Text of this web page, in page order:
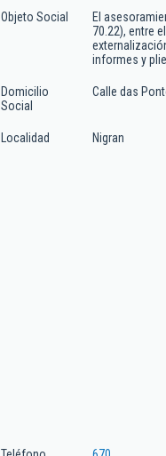
Objeto Social
El
70.22), entre
informes y
Domicilio
Social
Calle das
Localidad Nigran